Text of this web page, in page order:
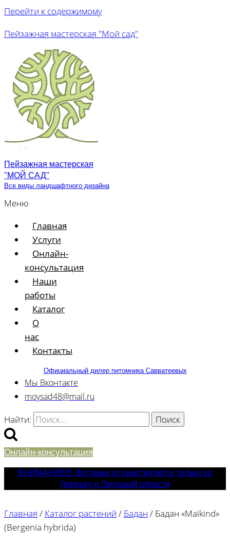
Перейти к содержимому
Пейзажная мастерская "Мой сад"
Пейзажная мастерская
"МОЙ САД"
Все виды ландшафтного дизайна
Меню
Главная
Услуги
Онлайн-
консультация
Наши
работы
Каталог
О
нас
Контакты
Официальный дилер питомника Савватеевых
Мы Вконтакте
moysad48@mail.ru
Найти:
Онлайн-консультация
ВНИМАНИЕ!!! Доставка осуществялется только по
Липецку и Липецкой области
Главная / Каталог растений / Бадан / Бадан «Maikind»
(Bergenia hybrida)